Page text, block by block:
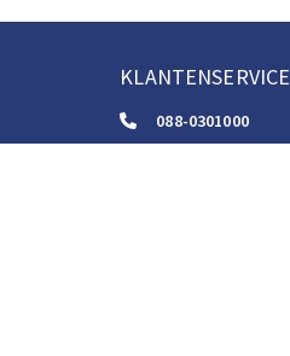
KLANTENSERVICE
088-0301000